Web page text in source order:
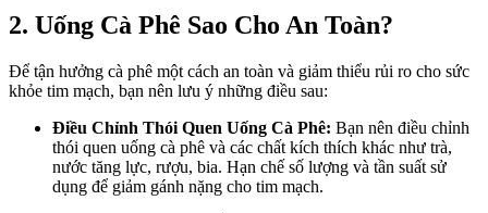
2. Uống Cà Phê Sao Cho An Toàn?
Để tận hưởng cà phê một cách an toàn và giảm thiểu rủi ro cho sức
khỏe tim mạch, bạn nên lưu ý những điều sau:
Điều Chỉnh Thói Quen Uống Cà Phê: Bạn nên điều chỉnh
thói quen uống cà phê và các chất kích thích khác như trà,
nước tăng lực, rượu, bia. Hạn chế số lượng và tần suất sử
dụng để giảm gánh nặng cho tim mạch.